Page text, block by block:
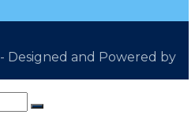
- Designed and Powered by